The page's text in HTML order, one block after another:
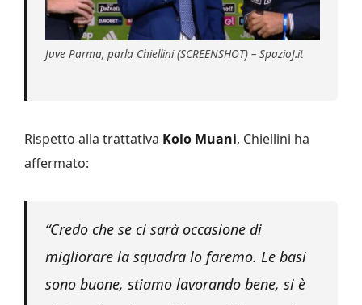
Juve Parma, parla Chiellini (SCREENSHOT) – SpazioJ.it
Rispetto alla trattativa Kolo Muani, Chiellini ha
affermato:
“Credo che se ci sarà occasione di
migliorare la squadra lo faremo. Le basi
sono buone, stiamo lavorando bene, si è